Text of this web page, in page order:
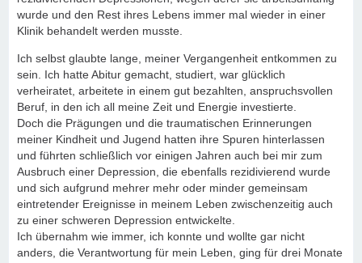
wurde und den Rest ihres Lebens immer mal wieder in einer
Klinik behandelt werden musste.
Ich selbst glaubte lange, meiner Vergangenheit entkommen zu
sein. Ich hatte Abitur gemacht, studiert, war glücklich
verheiratet, arbeitete in einem gut bezahlten, anspruchsvollen
Beruf, in den ich all meine Zeit und Energie investierte.
Doch die Prägungen und die traumatischen Erinnerungen
meiner Kindheit und Jugend hatten ihre Spuren hinterlassen
und führten schließlich vor einigen Jahren auch bei mir zum
Ausbruch einer Depression, die ebenfalls rezidivierend wurde
und sich aufgrund mehrer mehr oder minder gemeinsam
eintretender Ereignisse in meinem Leben zwischenzeitig auch
zu einer schweren Depression entwickelte.
Ich übernahm wie immer, ich konnte und wollte gar nicht
anders, die Verantwortung für mein Leben, ging für drei Monate